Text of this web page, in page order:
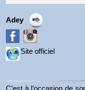
Adey
Site officiel
C’est à l’occasion de